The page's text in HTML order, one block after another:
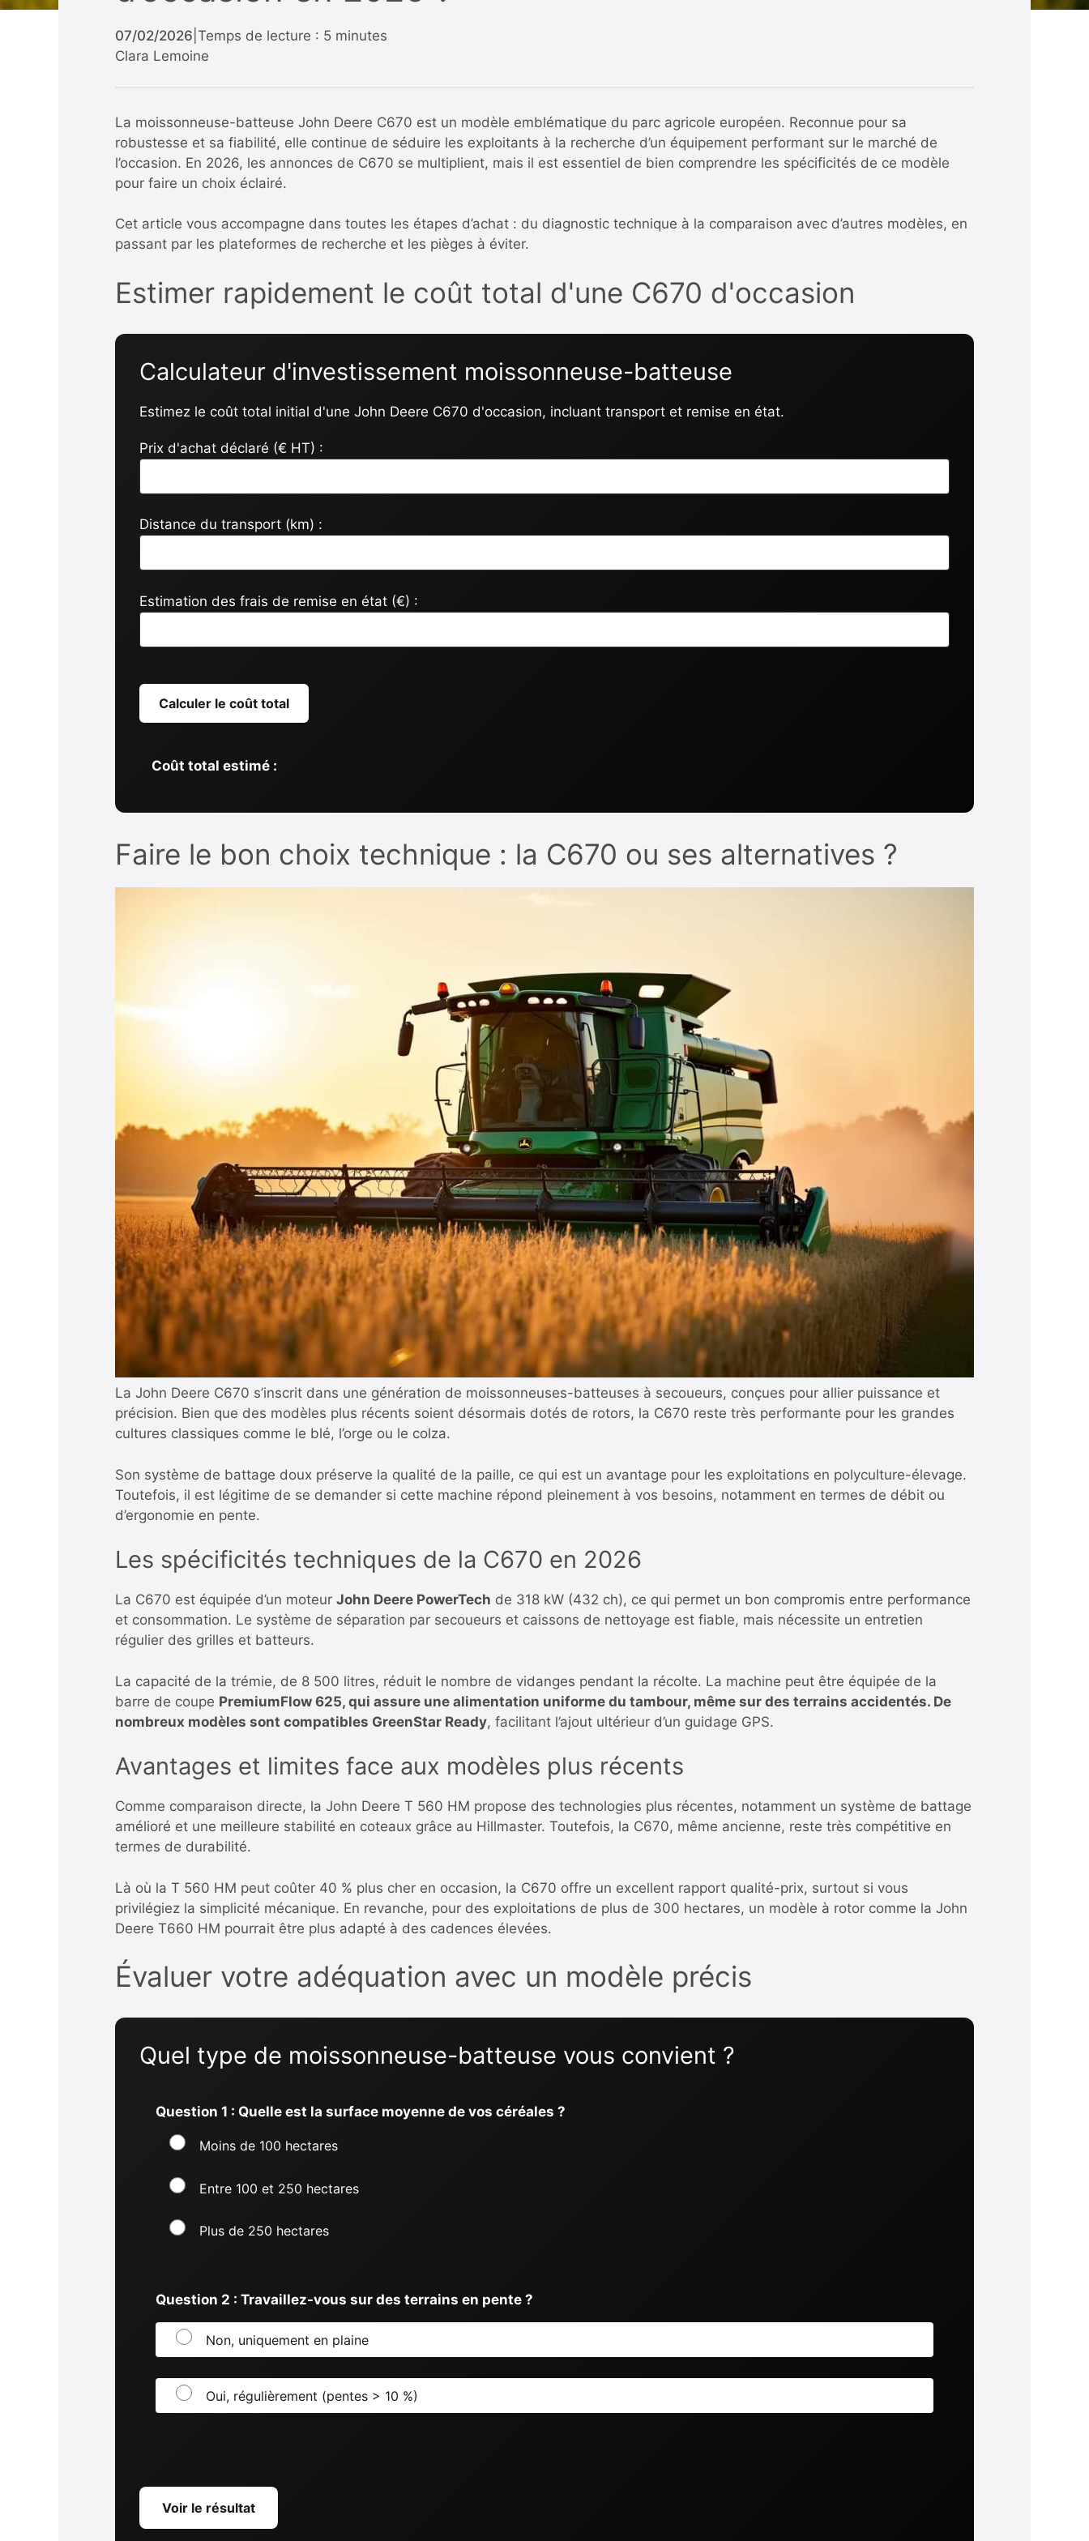
07/02/2026 Temps de lecture : 5 minutes
Clara Lemoine
La moissonneuse-batteuse John Deere C670 est un modèle emblématique du parc agricole européen. Reconnue pour sa
robustesse et sa fiabilité, elle continue de séduire les exploitants à la recherche d’un équipement performant sur le marché de
l’occasion. En 2026, les annonces de C670 se multiplient, mais il est essentiel de bien comprendre les spécificités de ce modèle
pour faire un choix éclairé.
Cet article vous accompagne dans toutes les étapes d’achat : du diagnostic technique à la comparaison avec d’autres modèles, en
passant par les plateformes de recherche et les pièges à éviter.
Estimer rapidement le coût total d'une C670 d'occasion
Calculateur d'investissement moissonneuse-batteuse
Estimez le coût total initial d'une John Deere C670 d'occasion, incluant transport et remise en état.
Prix d'achat déclaré (€ HT) :
Distance du transport (km) :
Estimation des frais de remise en état (€) :
Calculer le coût total
Coût total estimé :
Faire le bon choix technique : la C670 ou ses alternatives ?
La John Deere C670 s’inscrit dans une génération de moissonneuses-batteuses à secoueurs, conçues pour allier puissance et
précision. Bien que des modèles plus récents soient désormais dotés de rotors, la C670 reste très performante pour les grandes
cultures classiques comme le blé, l’orge ou le colza.
Son système de battage doux préserve la qualité de la paille, ce qui est un avantage pour les exploitations en polyculture-élevage.
Toutefois, il est légitime de se demander si cette machine répond pleinement à vos besoins, notamment en termes de débit ou
d’ergonomie en pente.
Les spécificités techniques de la C670 en 2026
La C670 est équipée d’un moteur John Deere PowerTech de 318 kW (432 ch), ce qui permet un bon compromis entre performance
et consommation. Le système de séparation par secoueurs et caissons de nettoyage est fiable, mais nécessite un entretien
régulier des grilles et batteurs.
La capacité de la trémie, de 8 500 litres, réduit le nombre de vidanges pendant la récolte. La machine peut être équipée de la
barre de coupe PremiumFlow 625, qui assure une alimentation uniforme du tambour, même sur des terrains accidentés. De
nombreux modèles sont compatibles GreenStar Ready, facilitant l’ajout ultérieur d’un guidage GPS.
Avantages et limites face aux modèles plus récents
Comme comparaison directe, la John Deere T 560 HM propose des technologies plus récentes, notamment un système de battage
amélioré et une meilleure stabilité en coteaux grâce au Hillmaster. Toutefois, la C670, même ancienne, reste très compétitive en
termes de durabilité.
Là où la T 560 HM peut coûter 40 % plus cher en occasion, la C670 offre un excellent rapport qualité-prix, surtout si vous
privilégiez la simplicité mécanique. En revanche, pour des exploitations de plus de 300 hectares, un modèle à rotor comme la John
Deere T660 HM pourrait être plus adapté à des cadences élevées.
Évaluer votre adéquation avec un modèle précis
Quel type de moissonneuse-batteuse vous convient ?
Question 1 : Quelle est la surface moyenne de vos céréales ?
Moins de 100 hectares
Entre 100 et 250 hectares
Plus de 250 hectares
Question 2 : Travaillez-vous sur des terrains en pente ?
Non, uniquement en plaine
Oui, régulièrement (pentes > 10 %)
Voir le résultat